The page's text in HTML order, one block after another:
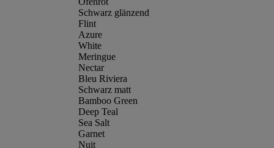
Schwarz glänzend
Flint
Azure
White
Meringue
Nectar
Bleu Riviera
Schwarz matt
Bamboo Green
Deep Teal
Sea Salt
Garnet
Nuit